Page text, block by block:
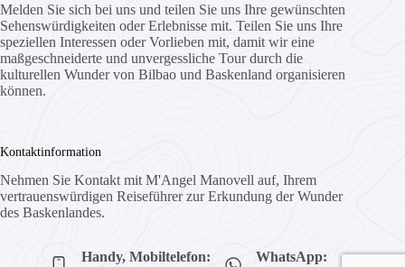
Melden Sie sich bei uns und teilen Sie uns Ihre gewünschten
Sehenswürdigkeiten oder Erlebnisse mit. Teilen Sie uns Ihre
speziellen Interessen oder Vorlieben mit, damit wir eine
maßgeschneiderte und unvergessliche Tour durch die
kulturellen Wunder von Bilbao und Baskenland organisieren
können.
Kontaktinformation
Nehmen Sie Kontakt mit M'Angel Manovell auf, Ihrem
vertrauenswürdigen Reiseführer zur Erkundung der Wunder
des Baskenlandes.
Handy, Mobiltelefon:
WhatsApp: